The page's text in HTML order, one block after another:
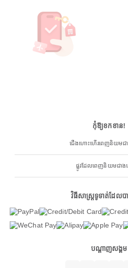
កុំឱ្យខកខាន!
ជើងហោះហើរពេញនិយមជ
ផ្លូវដែលពេញនិយមជាង
វិធីសាស្ត្រទូទាត់ដែល
បណ្តាញសង្គម